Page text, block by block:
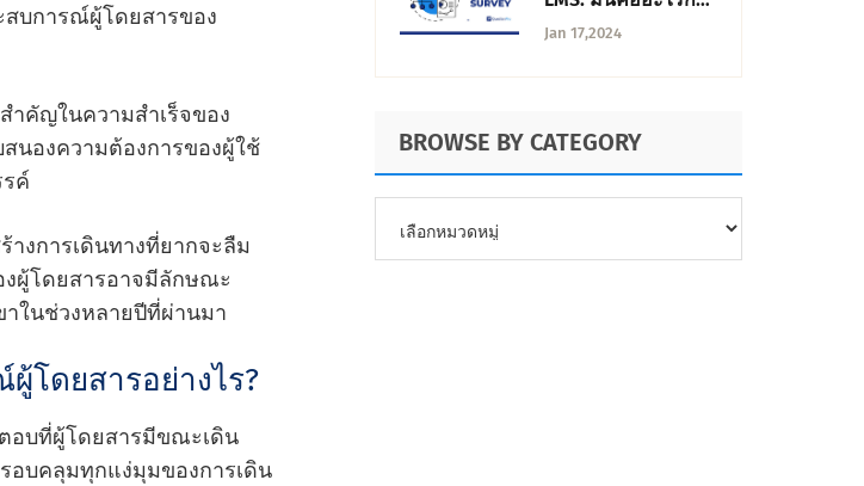
สบการณ์ผู้โดยสารของ
คัญในความสําเร็จของ
นองความต้องการของผู้ใช้
ค์
งการเดินทางที่ยากจะลืม
งผู้โดยสารอาจมีลักษณะ
าในช่วงหลายปีที่ผ่านมา
โดยสารอย่างไร?
อบที่ผู้โดยสารมีขณะเดิน
อบคลุมทุกแง่มุมของการเดิน
ออกแบบและการดํา
Jan 17,2024
BROWSE BY CATEGORY
CATEGORY